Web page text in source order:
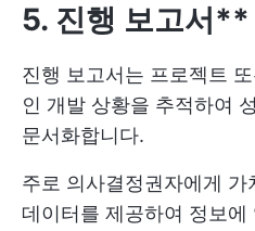
5. 진행 보고서**
진행 보고서는 프로젝트
인 개발 상황을 추적하여
문서화합니다.
주로 의사결정권자에게 가
데이터를 제공하여 정보에